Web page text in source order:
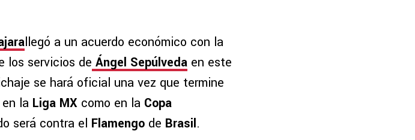
llegó a un acuerdo económico con la
los servicios de Ángel Sepúlveda en este
se hará oficial una vez que termine
la Liga MX como en la Copa
será contra el Flamengo de Brasil.